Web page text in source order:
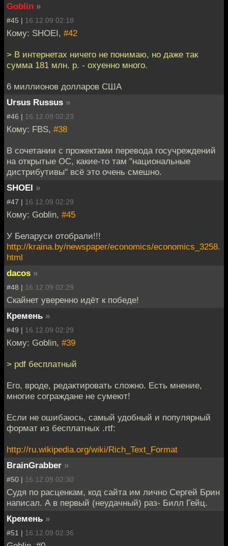
Goblin »
#45 | 16.12.09 02:18
Кому: SHOEI, #42
> В интернетах ничего не понимаю, но даже так
сумма 181 млн. р. - охуенно много.
6 миллионов долларов США
Ursus Russus »
#46 | 16.12.09 02:23
Кому: FBS, #38
В сочетании с прожектами перевода госучреждений
на открытые ОС, какие-то там "национальные
дистрибутивы" всё это очень смешно.
SHOEI »
#47 | 16.12.09 02:29
Кому: Goblin, #45
У Беларуси отобрали!!!
http://kraina.by/newspaper/economics/economics_3258.
html
dacos »
#48 | 16.12.09 02:29
Скайнет уверенно идёт к победе!
Кремень »
#49 | 16.12.09 02:29
Кому: Goblin, #39
> pdf бесплатный
Его, вроде, редактировать сложно. Есть мнение,
многие сограждане не сумеют!
Если не ошибаюсь, самый удобный и популярный
формат из бесплатных .rtf:
http://ru.wikipedia.org/wiki/Rich_Text_Format
BrainGrabber »
#50 | 16.12.09 02:30
Судя по расценкам, код сайта им лично Сергей Брин
написал. А в первый (неудачный) раз- Билл Гейц.
Кремень »
#51 | 16.12.09 02:36